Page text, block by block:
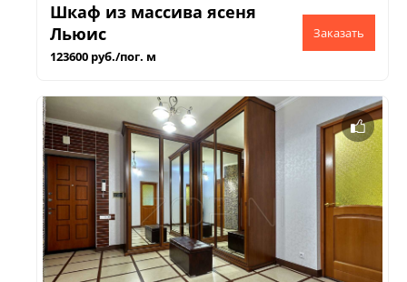
Шкаф из массива ясеня
Льюис
123600 руб./пог. м